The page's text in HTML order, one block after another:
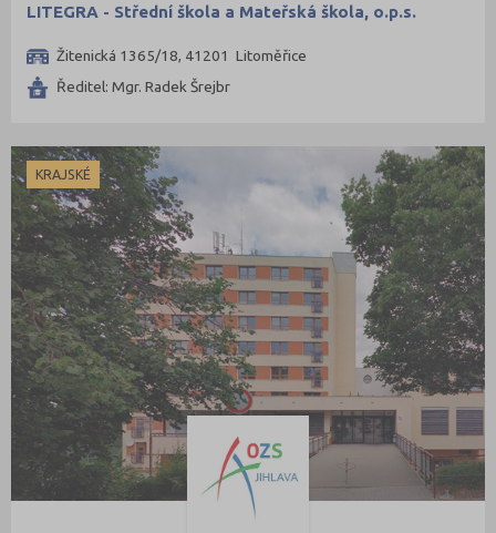
LITEGRA - Střední škola a Mateřská škola, o.p.s.
Žitenická 1365/18, 41201 Litoměřice
Ředitel: Mgr. Radek Šrejbr
KRAJSKÉ